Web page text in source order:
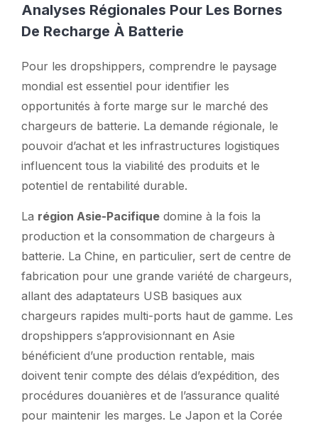
Analyses Régionales Pour Les Bornes
De Recharge À Batterie
Pour les dropshippers, comprendre le paysage
mondial est essentiel pour identifier les
opportunités à forte marge sur le marché des
chargeurs de batterie. La demande régionale, le
pouvoir d’achat et les infrastructures logistiques
influencent tous la viabilité des produits et le
potentiel de rentabilité durable.
La région Asie-Pacifique domine à la fois la
production et la consommation de chargeurs à
batterie. La Chine, en particulier, sert de centre de
fabrication pour une grande variété de chargeurs,
allant des adaptateurs USB basiques aux
chargeurs rapides multi-ports haut de gamme. Les
dropshippers s’approvisionnant en Asie
bénéficient d’une production rentable, mais
doivent tenir compte des délais d’expédition, des
procédures douanières et de l’assurance qualité
pour maintenir les marges. Le Japon et la Corée